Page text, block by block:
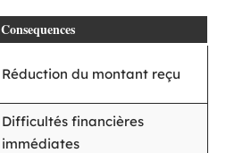
Consequences
Réduction du montant reçu
Difficultés financières
immédiates